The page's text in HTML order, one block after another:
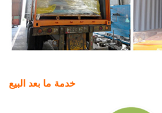
خدمة ما بعد البيع